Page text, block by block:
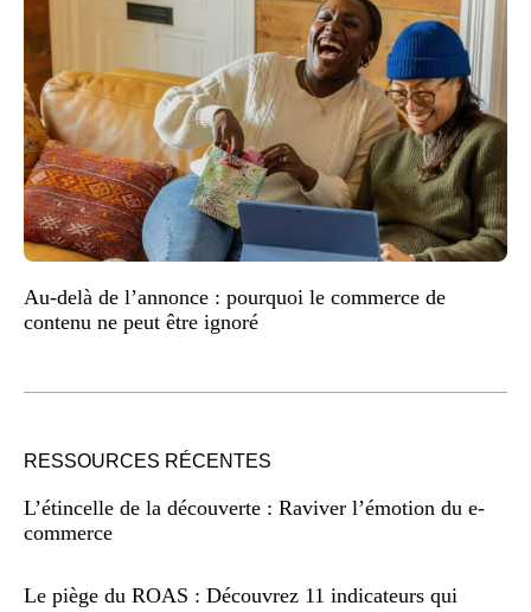
Au-delà de l’annonce : pourquoi le commerce de
contenu ne peut être ignoré
RESSOURCES RÉCENTES
L’étincelle de la découverte : Raviver l’émotion du e-
commerce
Le piège du ROAS : Découvrez 11 indicateurs qui